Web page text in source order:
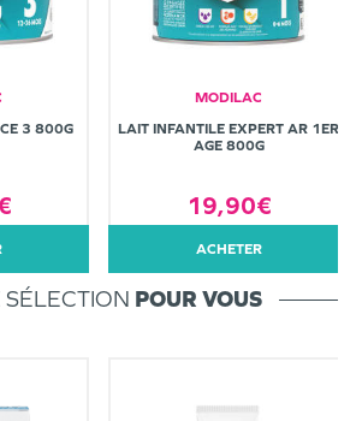
3 800G
MODILAC
LAIT INFANTILE EXPERT AR 1ER
AGE 800G
19,90€
ACHETER
SÉLECTION POUR VOUS